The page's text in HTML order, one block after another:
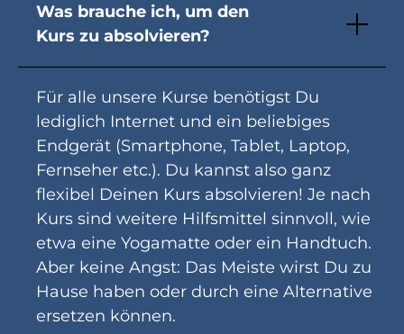
Was brauche ich, um den
Kurs zu absolvieren?
Für alle unsere Kurse benötigst Du
lediglich Internet und ein beliebiges
Endgerät (Smartphone, Tablet, Laptop,
Fernseher etc.). Du kannst also ganz
flexibel Deinen Kurs absolvieren! Je nach
Kurs sind weitere Hilfsmittel sinnvoll, wie
etwa eine Yogamatte oder ein Handtuch.
Aber keine Angst: Das Meiste wirst Du zu
Hause haben oder durch eine Alternative
ersetzen können.